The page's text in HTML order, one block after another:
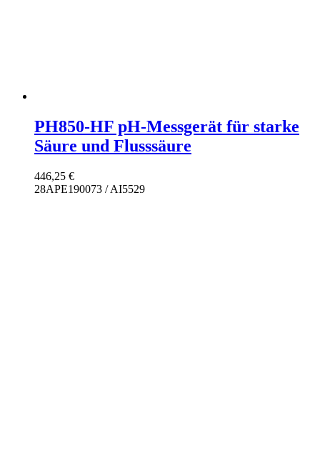
PH850-HF pH-Messgerät für starke
Säure und Flusssäure
446,25 €
28APE190073 / AI5529